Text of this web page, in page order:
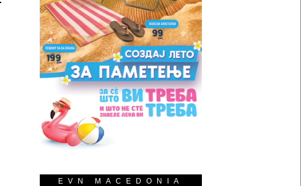
EVN MACEDONIA